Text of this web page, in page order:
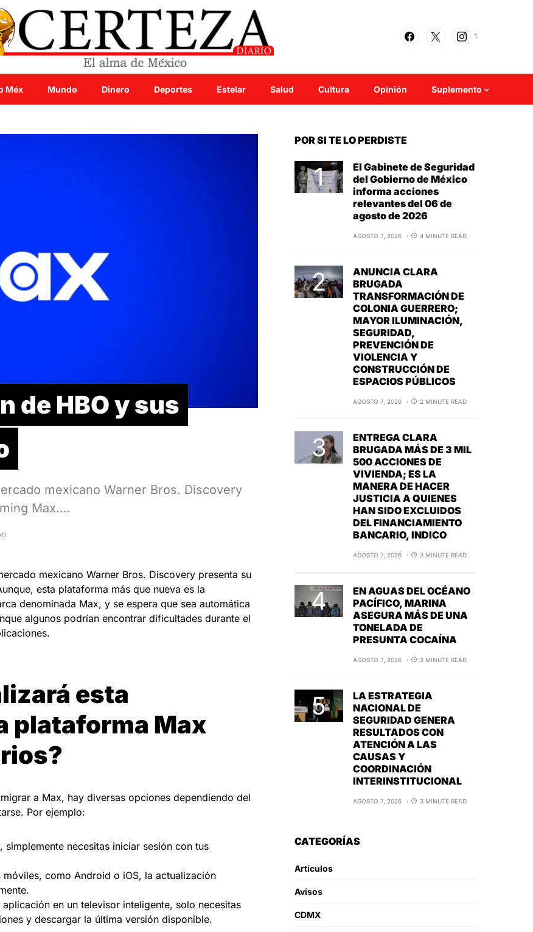
1
Méx Mundo Dinero Deportes Estelar Salud Cultura Opinión Suplemento
de HBO y sus
mexicano Warner Bros. Discovery
Max.…
mexicano Warner Bros. Discovery presenta su
esta plataforma más que nueva es la
denominada Max, y se espera que sea automática
algunos podrían encontrar dificultades durante el
esta
plataforma Max
a Max, hay diversas opciones dependiendo del
Por ejemplo:
simplemente necesitas iniciar sesión con tus
como Android o iOS, la actualización
en un televisor inteligente, solo necesitas
y descargar la última versión disponible.
POR SI TE LO PERDISTE
El Gabinete de Seguridad
del Gobierno de México
informa acciones
relevantes del 06 de
agosto de 2026
AGOSTO 7, 2026 4 MINUTE READ
ANUNCIA CLARA
BRUGADA
TRANSFORMACIÓN DE
COLONIA GUERRERO;
MAYOR ILUMINACIÓN,
SEGURIDAD,
PREVENCIÓN DE
VIOLENCIA Y
CONSTRUCCIÓN DE
ESPACIOS PÚBLICOS
AGOSTO 7, 2026 2 MINUTE READ
ENTREGA CLARA
BRUGADA MÁS DE 3 MIL
500 ACCIONES DE
VIVIENDA; ES LA
MANERA DE HACER
JUSTICIA A QUIENES
HAN SIDO EXCLUIDOS
DEL FINANCIAMIENTO
BANCARIO, INDICO
AGOSTO 7, 2026 3 MINUTE READ
EN AGUAS DEL OCÉANO
PACÍFICO, MARINA
ASEGURA MÁS DE UNA
TONELADA DE
PRESUNTA COCAÍNA
AGOSTO 7, 2026 2 MINUTE READ
LA ESTRATEGIA
NACIONAL DE
SEGURIDAD GENERA
RESULTADOS CON
ATENCIÓN A LAS
CAUSAS Y
COORDINACIÓN
INTERINSTITUCIONAL
AGOSTO 7, 2026 3 MINUTE READ
CATEGORÍAS
Artículos
Avisos
CDMX